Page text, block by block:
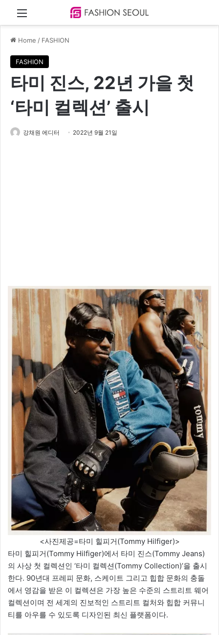
Menu
Home / FASHION
FASHION
타미 진스, 22년 가을 첫
‘타미 컬렉션’ 출시
강채원 에디터 2022년 9월 21일
<사진제공=타미 힐피거(Tommy Hilfiger)>
타미 힐피거(Tommy Hilfiger)에서 타미 진스(Tommy Jeans)
의 사상 첫 컬렉션인 ‘타미 컬렉션(Tommy Collection)’을 출시
한다. 90년대 프레피 문화, 스케이트 그리고 힙합 문화의 충돌
에서 영감을 받은 이 컬렉션은 가장 높은 수준의 스트리트 웨어
컬렉션이며 전 세계의 진보적인 스트리트 컬처와 힙합 커뮤니
티를 아우를 수 있도록 디자인된 최신 플랫폼이다.